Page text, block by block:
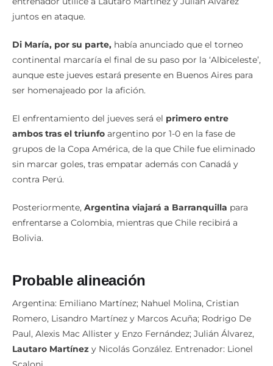
juntos en ataque.
Di María, por su parte, había anunciado que el torneo
continental marcaría el final de su paso por la ‘Albiceleste’,
aunque este jueves estará presente en Buenos Aires para
ser homenajeado por la afición.
El enfrentamiento del jueves será el primero entre
ambos tras el triunfo argentino por 1-0 en la fase de
grupos de la Copa América, de la que Chile fue eliminado
sin marcar goles, tras empatar además con Canadá y
contra Perú.
Posteriormente, Argentina viajará a Barranquilla para
enfrentarse a Colombia, mientras que Chile recibirá a
Bolivia.
Probable alineación
Argentina: Emiliano Martínez; Nahuel Molina, Cristian
Romero, Lisandro Martínez y Marcos Acuña; Rodrigo De
Paul, Alexis Mac Allister y Enzo Fernández; Julián Álvarez,
Lautaro Martínez y Nicolás González. Entrenador: Lionel